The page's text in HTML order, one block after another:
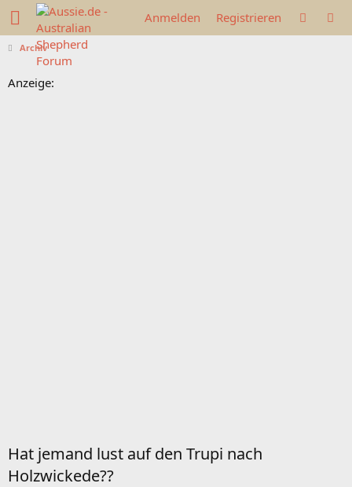
Anmelden Registrieren
Archiv
Anzeige:
Hat jemand lust auf den Trupi nach
Holzwickede??